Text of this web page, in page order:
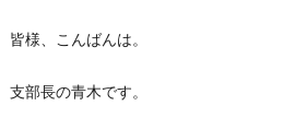
皆様、こんばんは。
支部長の青木です。